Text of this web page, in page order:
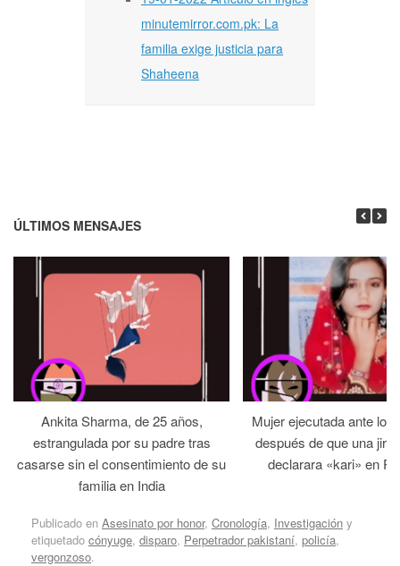
minutemirror.com.pk: La
familia exige justicia para
Shaheena
ÚLTIMOS MENSAJES
Ankita Sharma, de 25 años,
estrangulada por su padre tras
casarse sin el consentimiento de su
familia en India
Mujer ejecutada ante los
después de que una
declarara «kari» en
Publicado en Asesinato por honor, Cronología, Investigación y
etiquetado cónyuge, disparo, Perpetrador pakistaní, policía,
vergonzoso.